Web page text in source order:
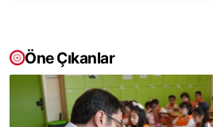
Öne Çıkanlar